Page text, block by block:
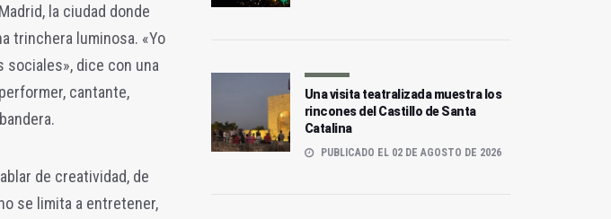
la ciudad donde
trinchera luminosa. «Yo
sociales», dice con una
cantante,
de creatividad, de
se limita a entretener,
Una visita teatralizada muestra los
rincones del Castillo de Santa
Catalina
PUBLICADO EL 02 DE AGOSTO DE 2026